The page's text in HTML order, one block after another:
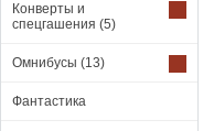
Конверты и
спецгашения (5)
Омнибусы (13)
Фантастика